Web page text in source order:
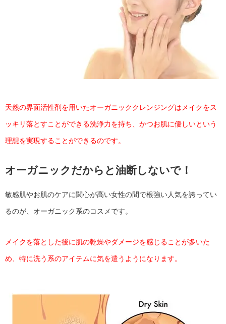
天然の界面活性剤を用いたオーガニッククレンジングはメイクをス
ッキリ落とすことができる洗浄力を持ち、かつお肌に優しいという
理想を実現することができるのです。
オーガニックだからと油断しないで！
敏感肌やお肌のケアに関心が高い女性の間で根強い人気を誇ってい
るのが、オーガニック系のコスメです。
メイクを落とした後に肌の乾燥やダメージを感じることが多いた
め、特に洗う系のアイテムに気を遣うようになります。